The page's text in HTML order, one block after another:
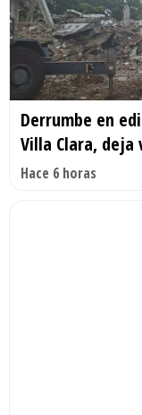
Derrumbe en
Villa Clara, deja
Hace 6 horas